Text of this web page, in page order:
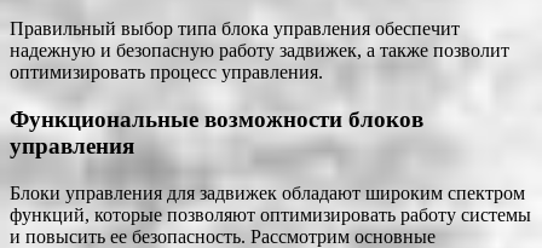
Правильный выбор типа блока управления обеспечит
надежную и безопасную работу задвижек, а также позволит
оптимизировать процесс управления.
Функциональные возможности блоков
управления
Блоки управления для задвижек обладают широким спектром
функций, которые позволяют оптимизировать работу системы
и повысить ее безопасность. Рассмотрим основные